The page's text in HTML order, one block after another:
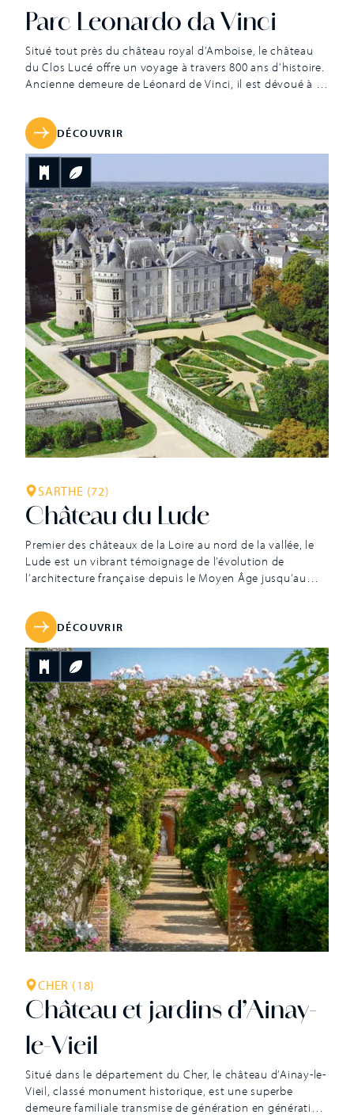
Parc Leonardo da Vinci
Situé tout près du château royal d’Amboise, le château
du Clos Lucé offre un voyage à travers 800 ans d’histoire.
Ancienne demeure de Léonard de Vinci, il est dévoué à la
briques roses et de pierres de tuffeau, bâtie sur des
fondations gallo-romaines, commence sous le règne de
Louis XI en 1471. Le roi offre le domaine du Cloux à son
favori, Etienne le Loup, un ancien marmiton anobli. Il y
construit le château du Cloux ainsi qu’un des plus beaux
pigeonniers de France resté intact. En 1490, le lieu est
[…]
DÉCOUVRIR
SARTHE (72)
Château du Lude
Premier des châteaux de la Loire au nord de la vallée, le
Lude est un vibrant témoignage de l’évolution de
l’architecture française depuis le Moyen Âge jusqu’au
charme particulier à ce prestigieux monument historique,
aujourd’hui propriété privée du comte et de la comtesse
de Nicolaÿ. Les origines […]
DÉCOUVRIR
CHER (18)
Château et jardins d’Ainay-
le-Vieil
Situé dans le département du Cher, le château d’Ainay-le-
Vieil, classé monument historique, est une superbe
demeure familiale transmise de génération en génération